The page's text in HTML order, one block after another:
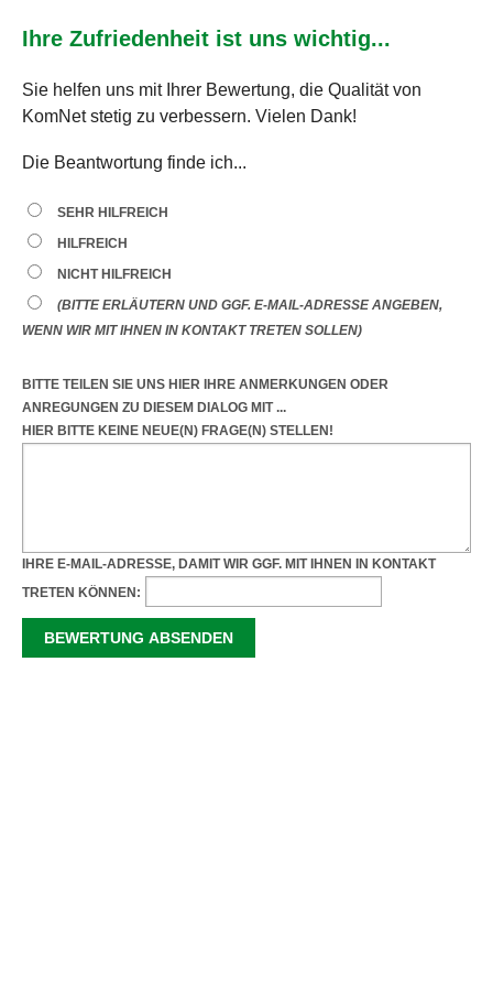
Ihre Zufriedenheit ist uns wichtig...
Sie helfen uns mit Ihrer Bewertung, die Qualität von
KomNet stetig zu verbessern. Vielen Dank!
Die Beantwortung finde ich...
SEHR HILFREICH
HILFREICH
NICHT HILFREICH
(BITTE ERLÄUTERN UND GGF. E-MAIL-ADRESSE ANGEBEN,
WENN WIR MIT IHNEN IN KONTAKT TRETEN SOLLEN)
BITTE TEILEN SIE UNS HIER IHRE ANMERKUNGEN ODER
ANREGUNGEN ZU DIESEM DIALOG MIT ...
HIER BITTE KEINE NEUE(N) FRAGE(N) STELLEN!
IHRE E-MAIL-ADRESSE, DAMIT WIR GGF. MIT IHNEN IN KONTAKT
TRETEN KÖNNEN: